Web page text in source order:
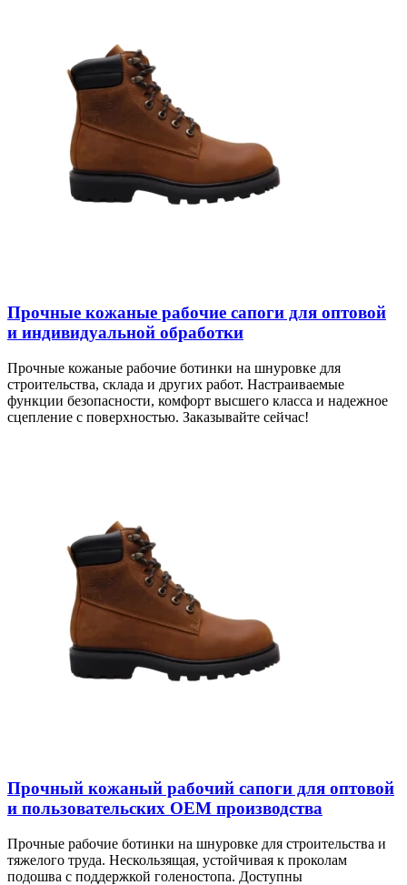
Прочные кожаные рабочие сапоги для оптовой
и индивидуальной обработки
Прочные кожаные рабочие ботинки на шнуровке для
строительства, склада и других работ. Настраиваемые
функции безопасности, комфорт высшего класса и надежное
сцепление с поверхностью. Заказывайте сейчас!
Прочный кожаный рабочий сапоги для оптовой
и пользовательских OEM производства
Прочные рабочие ботинки на шнуровке для строительства и
тяжелого труда. Нескользящая, устойчивая к проколам
подошва с поддержкой голеностопа. Доступны